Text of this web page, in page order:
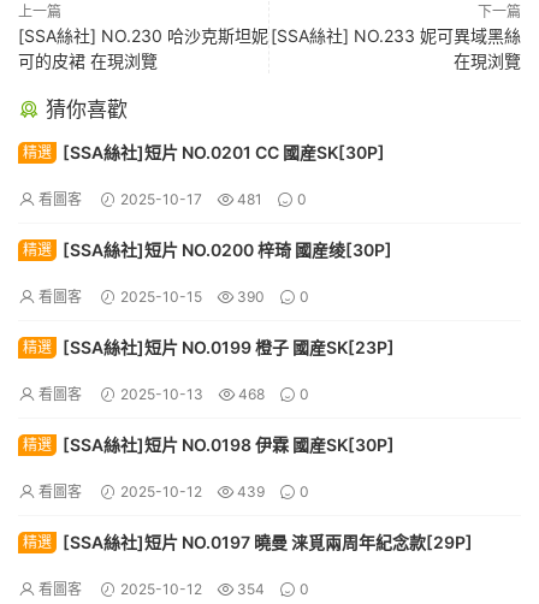
上一篇
[SSA絲社] NO.230 哈沙克斯坦妮
可的皮裙 在現浏覽
下一篇
[SSA絲社] NO.233 妮可異域黑絲
在現浏覽
猜你喜歡
精選 [SSA絲社]短片 NO.0201 CC 國産SK[30P]
看圖客 2025-10-17 481 0
精選 [SSA絲社]短片 NO.0200 梓琦 國産绫[30P]
看圖客 2025-10-15 390 0
精選 [SSA絲社]短片 NO.0199 橙子 國産SK[23P]
看圖客 2025-10-13 468 0
精選 [SSA絲社]短片 NO.0198 伊霖 國産SK[30P]
看圖客 2025-10-12 439 0
精選 [SSA絲社]短片 NO.0197 曉曼 涞覓兩周年紀念款[29P]
看圖客 2025-10-12 354 0